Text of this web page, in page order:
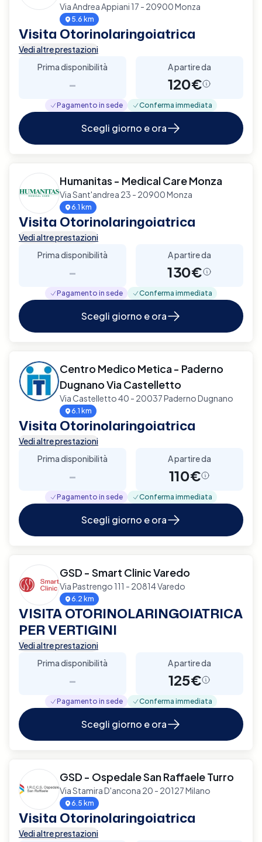
Via Andrea Appiani 17 - 20900 Monza
5.6 km
Visita Otorinolaringoiatrica
Vedi altre prestazioni
Prima disponibilità
-
A partire da
120€
Pagamento in sede Conferma immediata
Scegli giorno e ora
Humanitas - Medical Care Monza
Via Sant'andrea 23 - 20900 Monza
6.1 km
Visita Otorinolaringoiatrica
Vedi altre prestazioni
Prima disponibilità
-
A partire da
130€
Pagamento in sede Conferma immediata
Scegli giorno e ora
Centro Medico Metica - Paderno
Dugnano Via Castelletto
Via Castelletto 40 - 20037 Paderno Dugnano
6.1 km
Visita Otorinolaringoiatrica
Vedi altre prestazioni
Prima disponibilità
-
A partire da
110€
Pagamento in sede Conferma immediata
Scegli giorno e ora
GSD - Smart Clinic Varedo
Via Pastrengo 111 - 20814 Varedo
6.2 km
VISITA OTORINOLARINGOIATRICA
PER VERTIGINI
Vedi altre prestazioni
Prima disponibilità
-
A partire da
125€
Pagamento in sede Conferma immediata
Scegli giorno e ora
GSD - Ospedale San Raffaele Turro
Via Stamira D'ancona 20 - 20127 Milano
6.5 km
Visita Otorinolaringoiatrica
Vedi altre prestazioni